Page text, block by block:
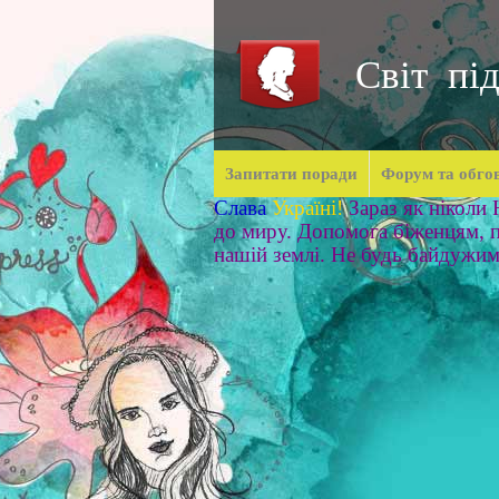
Світ
Запитати поради Форум та
Слава Україні! Зараз як
до миру. Допомога біженцям,
нашій землі. Не будь